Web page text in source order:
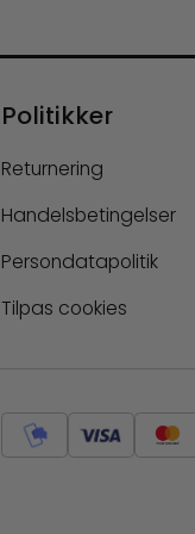
Politikker
Returnering
Handelsbetingelser
Persondatapolitik
Tilpas cookies